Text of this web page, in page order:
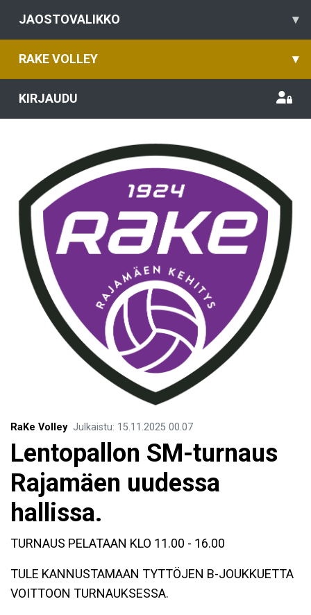
JAOSTOVALIKKO ▾
RAKE VOLLEY ▾
KIRJAUDU
RaKe Volley Julkaistu: 15.11.2025 00.07
Lentopallon SM-turnaus
Rajamäen uudessa
hallissa.
TURNAUS PELATAAN KLO 11.00 - 16.00
TULE KANNUSTAMAAN TYTTÖJEN B-JOUKKUETTA
VOITTOON TURNAUKSESSA.